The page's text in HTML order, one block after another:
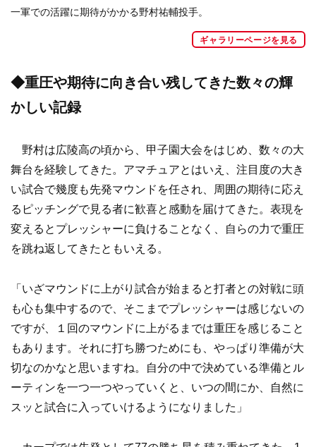
一軍での活躍に期待がかかる野村祐輔投手。
ギャラリーページを見る
◆重圧や期待に向き合い残してきた数々の輝
かしい記録
野村は広陵高の頃から、甲子園大会をはじめ、数々の大
舞台を経験してきた。アマチュアとはいえ、注目度の大き
い試合で幾度も先発マウンドを任され、周囲の期待に応え
るピッチングで見る者に歓喜と感動を届けてきた。表現を
変えるとプレッシャーに負けることなく、自らの力で重圧
を跳ね返してきたともいえる。
「いざマウンドに上がり試合が始まると打者との対戦に頭
も心も集中するので、そこまでプレッシャーは感じないの
ですが、１回のマウンドに上がるまでは重圧を感じること
もあります。それに打ち勝つためにも、やっぱり準備が大
切なのかなと思いますね。自分の中で決めている準備とル
ーティンを一つ一つやっていくと、いつの間にか、自然に
スッと試合に入っていけるようになりました」